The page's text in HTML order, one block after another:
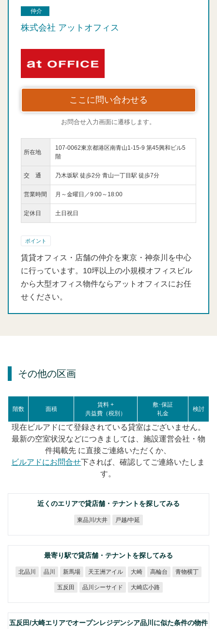
仲介
株式会社 アットオフィス
ここに問い合わせる
お問合せ入力画面に遷移します。
所在地
107-0062東京都港区南青山1-15-9 第45興和ビル5
階
交 通 乃木坂駅 徒歩2分 青山一丁目駅 徒歩7分
営業時間 月～金曜日／9:00～18:00
定休日 土日祝日
ポイント
賃貸オフィス・店舗の仲介を東京・神奈川を中心
に行っています。10坪以上の小規模オフィスビル
から大型オフィス物件ならアットオフィスにお任
せください。
その他の区画
階数 面積
賃料 +
共益費（税別）
敷･保証
礼金
検討
現在ビルアドにて登録されている貸室はございません。
最新の空室状況などにつきましては、施設運営会社・物
件掲載先 に直接ご連絡いただくか、
ビルアドにお問合せ下されば、確認してご連絡いたしま
す。
近くのエリアで貸店舗・テナントを探してみる
東品川/大井 戸越/中延
最寄り駅で貸店舗・テナントを探してみる
北品川 品川 新馬場 天王洲アイル 大崎 高輪台 青物横丁
五反田 品川シーサイド 大崎広小路
五反田/大崎エリアでオープンレジデンシア品川に似た条件の物件